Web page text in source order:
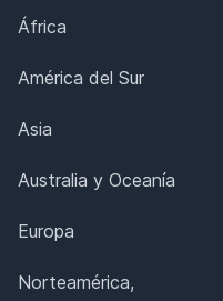
África
América del Sur
Asia
Australia y Oceanía
Europa
Norteamérica,